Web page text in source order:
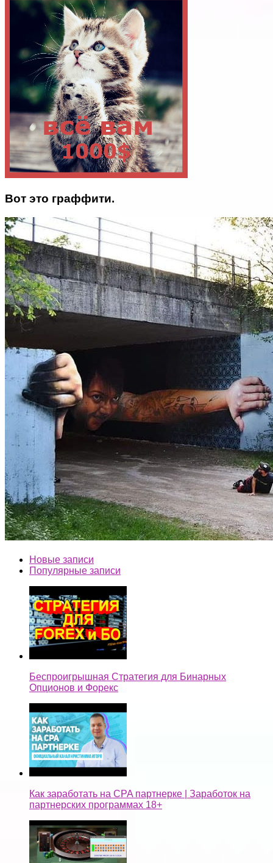
Вот это граффити.
Новые записи
Популярные записи
Беспроигрышная Стратегия для Бинарных
Опционов и Форекс
Как заработать на CPA партнерке | Заработок на
партнерских программах 18+